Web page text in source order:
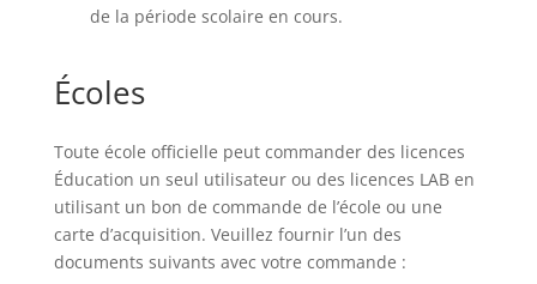
de la période scolaire en cours.
Écoles
Toute école officielle peut commander des licences
Éducation un seul utilisateur ou des licences LAB en
utilisant un bon de commande de l’école ou une
carte d’acquisition. Veuillez fournir l’un des
documents suivants avec votre commande :